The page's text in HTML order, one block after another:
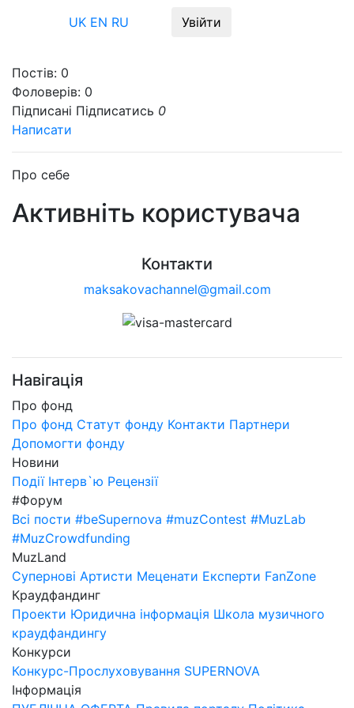
UK EN RU Увійти
Постів: 0
Фоловерів: 0
Підписані Підписатись 0
Написати
Про себе
Активніть користувача
Контакти
maksakovachannel@gmail.com
Навігація
Про фонд
Про фонд Статут фонду Контакти Партнери
Допомогти фонду
Новини
Події Інтерв`ю Рецензії
#Форум
Всі пости #beSupernova #muzContest #MuzLab
#MuzCrowdfunding
MuzLand
Супернові Артисти Меценати Експерти FanZone
Краудфандинг
Проекти Юридична інформація Школа музичного
краудфандингу
Конкурси
Конкурс-Прослуховування SUPERNOVA
Інформація